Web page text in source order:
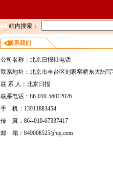
站内搜索：
联系我们
公司名称：北京日报社电话
联系地址：北京市丰台区刘家窑桥东大陆
联 系 人：北京日报
联系电话：86-010-56012026
手 机：13911883454
传 真：86--010-67337417
邮 箱：849008525@qq.com